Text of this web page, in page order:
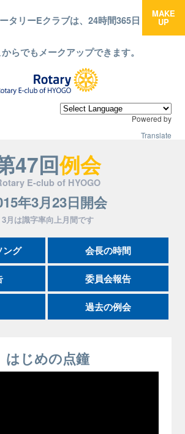
タリーEクラブは、24時間365日
らでもメークアップできます。
MAKE
UP
Powered by
Translate
47回例会
E-club of HYOGO
年3月23日開会
3月は識字率向上月間です
ング 会長の時間
委員会報告
過去の例会
はじめの点鐘